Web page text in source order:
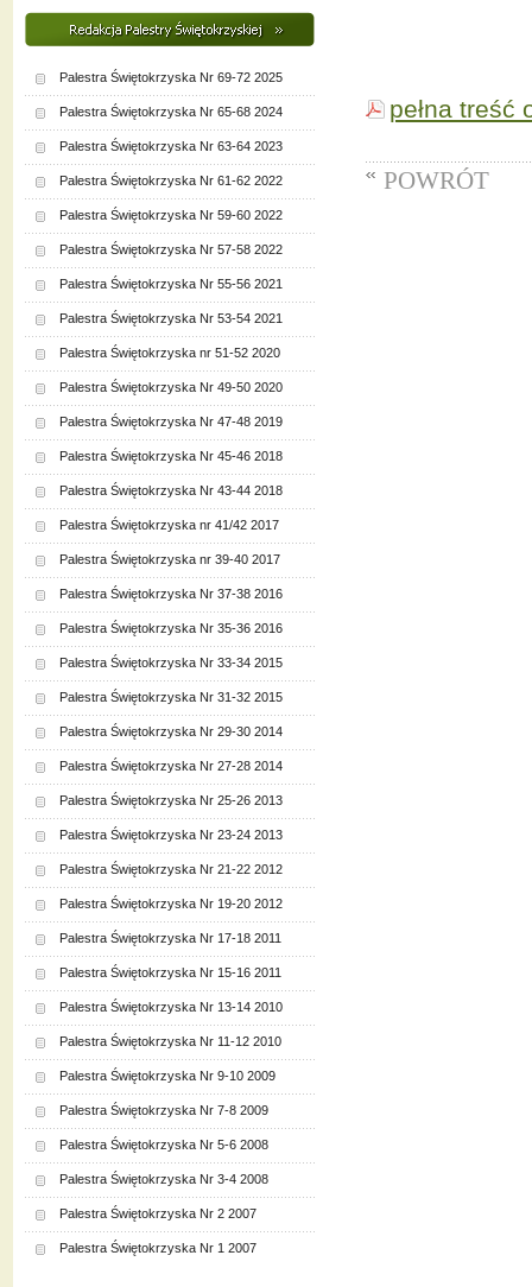
pełna treść
POWRÓT
Palestra Świętokrzyska Nr 69-72 2025
Palestra Świętokrzyska Nr 65-68 2024
Palestra Świętokrzyska Nr 63-64 2023
Palestra Świętokrzyska Nr 61-62 2022
Palestra Świętokrzyska Nr 59-60 2022
Palestra Świętokrzyska Nr 57-58 2022
Palestra Świętokrzyska Nr 55-56 2021
Palestra Świętokrzyska Nr 53-54 2021
Palestra Świętokrzyska nr 51-52 2020
Palestra Świętokrzyska Nr 49-50 2020
Palestra Świętokrzyska Nr 47-48 2019
Palestra Świętokrzyska Nr 45-46 2018
Palestra Świętokrzyska Nr 43-44 2018
Palestra Świętokrzyska nr 41/42 2017
Palestra Świętokrzyska nr 39-40 2017
Palestra Świętokrzyska Nr 37-38 2016
Palestra Świętokrzyska Nr 35-36 2016
Palestra Świętokrzyska Nr 33-34 2015
Palestra Świętokrzyska Nr 31-32 2015
Palestra Świętokrzyska Nr 29-30 2014
Palestra Świętokrzyska Nr 27-28 2014
Palestra Świętokrzyska Nr 25-26 2013
Palestra Świętokrzyska Nr 23-24 2013
Palestra Świętokrzyska Nr 21-22 2012
Palestra Świętokrzyska Nr 19-20 2012
Palestra Świętokrzyska Nr 17-18 2011
Palestra Świętokrzyska Nr 15-16 2011
Palestra Świętokrzyska Nr 13-14 2010
Palestra Świętokrzyska Nr 11-12 2010
Palestra Świętokrzyska Nr 9-10 2009
Palestra Świętokrzyska Nr 7-8 2009
Palestra Świętokrzyska Nr 5-6 2008
Palestra Świętokrzyska Nr 3-4 2008
Palestra Świętokrzyska Nr 2 2007
Palestra Świętokrzyska Nr 1 2007